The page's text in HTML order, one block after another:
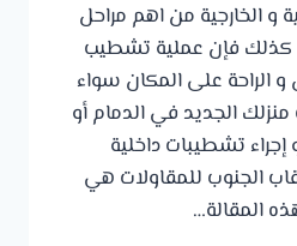
و الخارجية من اهم مراحل
كذلك فإن عملية تشطيب
الراحة على المكان سواء
الجديد في الدمام أو
تشطيبات داخلية
الجنوب للمقاولات هي
المقالة…